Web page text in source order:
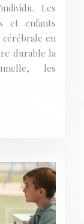
Les
et enfants
en
durable la
les